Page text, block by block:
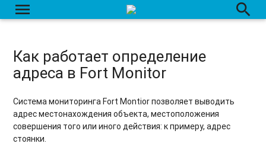
menu search
Как работает определение
адреса в Fort Monitor
Система мониторинга Fort Montior позволяет выводить
адрес местонахождения объекта, местоположения
совершения того или иного действия: к примеру, адрес
стоянки.